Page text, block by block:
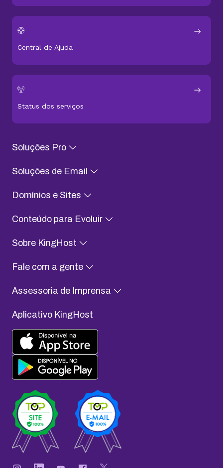
Central de Ajuda
Status dos serviços
Soluções Pro
Soluções de Email
Domínios e Sites
Conteúdo para Evoluir
Sobre KingHost
Fale com a gente
Assessoria de Imprensa
Aplicativo KingHost